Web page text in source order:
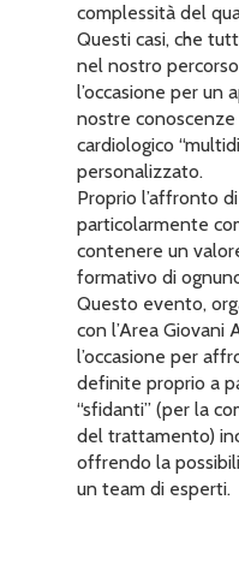
complessità del
Questi casi, che
nel nostro
l’occasione per
nostre
cardiologico
personalizzato.
Proprio l’affronto
particolarmente
contenere un
formativo di
Questo evento,
con l’Area Giovani
l’occasione per
definite proprio a
“sfidanti” (per la
del trattamento)
offrendo la
un team di esperti.